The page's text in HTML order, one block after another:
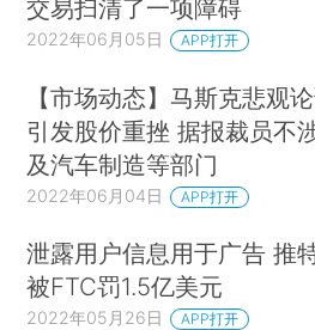
交易扫清了一项障碍
2022年06月05日 APP打开
【市场动态】马斯克悲观
引发股价重挫 据报裁员不
及汽车制造等部门
2022年06月04日 APP打开
泄露用户信息用于广告 推
被FTC罚1.5亿美元
2022年05月26日 APP打开